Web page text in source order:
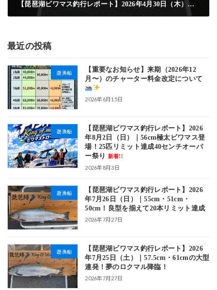
【琵琶湖ビワマス釣行レポート】2026年4月30日（木）｜初挑戦で50cmオーバーをキャッチ
最近の投稿
遊漁船
【重要なお知らせ】来期（2026年12
月〜）のチャーター料金改定について
2026年6月15日
遊漁船
【琵琶湖ビワマス釣行レポート】2026
年8月2日（日）｜56cm極太ビワマス登
場！25匹リミット達成40センチオーバ
ー祭り
新着!!
2026年8月3日
遊漁船
【琵琶湖ビワマス釣行レポート】2026
年7月26日（日）｜55cm・51cm・
50cm！良型を揃えて20本リミット達成
2026年7月27日
遊漁船
【琵琶湖ビワマス釣行レポート】2026
年7月25日（土）｜57.5cm・61cmの大型
連発！夢のロクマル降臨！
2026年7月27日